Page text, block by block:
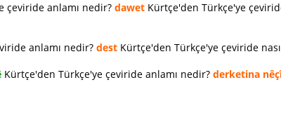
çeviride anlamı nedir? dawet Kürtçe'den Türkçe'ye
anlamı nedir? dest Kürtçe'den Türkçe'ye çeviride
Kürtçe'den Türkçe'ye çeviride anlamı nedir? derketina